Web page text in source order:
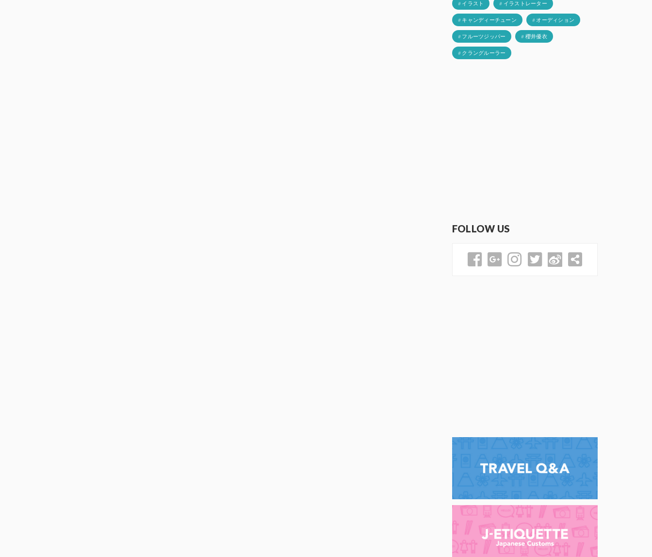
# イラスト # イラストレーター
# キャンディーチューン # オーディション
# フルーツジッパー # 櫻井優衣
# クラングルーラー
FOLLOW US